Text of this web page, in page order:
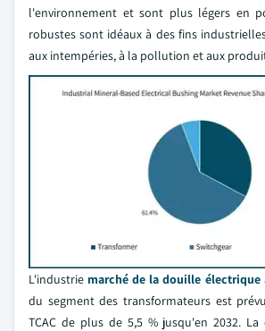
l'environnement et sont plus légers en
robustes sont idéaux à des fins
aux intempéries, à la pollution et aux
L'industrie marché de la douille électrique
du segment des transformateurs est
TCAC de plus de 5,5 % jusqu'en 2032.